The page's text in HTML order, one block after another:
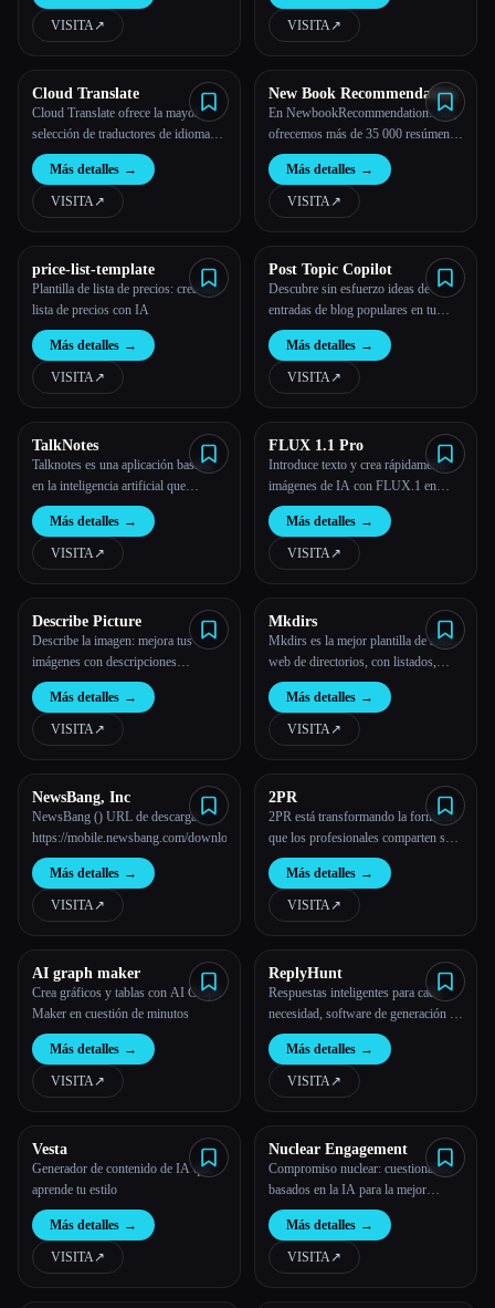
VISITA↗︎ VISITA↗︎
Cloud Translate
Cloud Translate ofrece la mayor
selección de traductores de idiomas
únicos y divertidos. Herramientas en
línea gratuitas para que los amantes
de los idiomas den rienda suelta a su
creatividad.
Más detalles →
VISITA↗︎
New Book Recommendation
En NewbookRecommendation.com,
ofrecemos más de 35 000 resúmenes
de libros, reseñas y recomendaciones
personalizadas a través de nuestra
herramienta de inteligencia artificial.
Más detalles →
VISITA↗︎
price-list-template
Plantilla de lista de precios: crea una
lista de precios con IA
Más detalles →
VISITA↗︎
Post Topic Copilot
Descubre sin esfuerzo ideas de
entradas de blog populares en tu
nicho con esta herramienta, diseñada
para ayudarte a encontrar las frases
clave de SEO óptimas para conseguir
una clasificación más alta.
Más detalles →
VISITA↗︎
TalkNotes
Talknotes es una aplicación basada
en la inteligencia artificial que
transforma las notas de voz en
contenido estructurado y procesable
en cuestión de minutos, lo que ayuda
a los usuarios a convertir sus ideas
mucho más
Más detalles →
VISITA↗︎
FLUX 1.1 Pro
Introduce texto y crea rápidamente
imágenes de IA con FLUX.1 en
línea de forma gratuita.
Más detalles →
VISITA↗︎
Describe Picture
Describe la imagen: mejora tus
imágenes con descripciones
generadas por IA
Más detalles →
VISITA↗︎
Mkdirs
Mkdirs es la mejor plantilla de sitios
web de directorios, con listados,
pagos, envíos, CMS, blogs,
autenticación, boletines, SEO, temas
y más.
Más detalles →
VISITA↗︎
NewsBang, Inc
NewsBang () URL de descarga:
https://mobile.newsbang.com/download
Más detalles →
VISITA↗︎
2PR
2PR está transformando la forma en
que los profesionales comparten sus
ideas con publicaciones listas para
LinkedIn
Más detalles →
VISITA↗︎
AI graph maker
Crea gráficos y tablas con AI Graph
Maker en cuestión de minutos
Más detalles →
VISITA↗︎
ReplyHunt
Respuestas inteligentes para cada
necesidad, software de generación de
leads, marketing de contenidos,
marketing en redes sociales, servicio
de marketing en redes sociales,
agentes de IA, tendencias en Twitter
Más detalles →
VISITA↗︎
Vesta
Generador de contenido de IA que
aprende tu estilo
Más detalles →
VISITA↗︎
Nuclear Engagement
Compromiso nuclear: cuestionarios
basados en la IA para la mejor
interacción con el blog
Más detalles →
VISITA↗︎